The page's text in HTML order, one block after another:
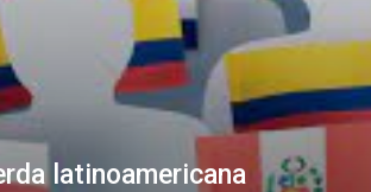
latinoamericana